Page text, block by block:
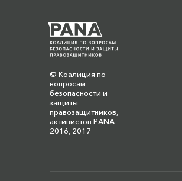
© Коалиция по
вопросам
безопасности и
защиты
правозащитников,
активистов PANA
2016, 2017